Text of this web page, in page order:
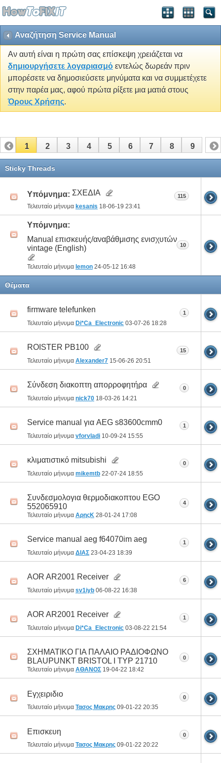
Αναζήτηση Service Manual
Αν αυτή είναι η πρώτη σας επίσκεψη χρειάζεται να
δημιουργήσετε λογαριασμό εντελώς δωρεάν πριν
μπορέσετε να δημοσιεύσετε μηνύματα και να συμμετέχετε
στην παρέα μας, αφού πρώτα ρίξετε μια ματιά στους
Όρους Χρήσης.
1 2 3 4 5 6 7 8 9
Sticky Threads
Υπόμνημα: ΣΧΕΔΙΑ
Τελευταίο μήνυμα kesanis 18-06-19 23:41
115
Υπόμνημα:
Manual επισκευής/αναβάθμισης ενισχυτών
vintage (English)
Τελευταίο μήνυμα lemon 24-05-12 16:48
10
Θέματα
firmware telefunken
Τελευταίο μήνυμα Di*Ca_Electronic 03-07-26 18:28
1
ROISTER PB100
Τελευταίο μήνυμα Alexander7 15-06-26 20:51
15
Σύνδεση διακοπτη απορροφητήρα
Τελευταίο μήνυμα nick70 18-03-26 14:21
0
Service manual για AEG s83600cmm0
Τελευταίο μήνυμα vforvladi 10-09-24 15:55
1
κλιματιστικό mitsubishi
Τελευταίο μήνυμα mikemtb 22-07-24 18:55
0
Συνδεσμολογια θερμοδιακοπτου EGO
552065910
Τελευταίο μήνυμα ΑρηςΚ 28-01-24 17:08
4
Service manual aeg f64070im aeg
Τελευταίο μήνυμα ΔΙΑΣ 23-04-23 18:39
1
AOR AR2001 Receiver
Τελευταίο μήνυμα sv1iyb 06-08-22 16:38
6
AOR AR2001 Receiver
Τελευταίο μήνυμα Di*Ca_Electronic 03-08-22 21:54
1
ΣΧΗΜΑΤΙΚΟ ΓΙΑ ΠΑΛΑΙΟ ΡΑΔΙΟΦΩΝΟ
BLAUPUNKT BRISTOL I TYP 21710
Τελευταίο μήνυμα ΑΘΑΝΟΣ 19-04-22 18:42
0
Εγχειριδιο
Τελευταίο μήνυμα Τασος Μακρης 09-01-22 20:35
0
Επισκευη
Τελευταίο μήνυμα Τασος Μακρης 09-01-22 20:22
0